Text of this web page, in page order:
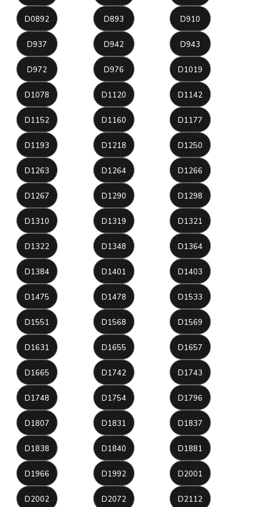
D0892 D893 D910
D937 D942 D943
D972 D976 D1019
D1078 D1120 D1142
D1152 D1160 D1177
D1193 D1218 D1250
D1263 D1264 D1266
D1267 D1290 D1298
D1310 D1319 D1321
D1322 D1348 D1364
D1384 D1401 D1403
D1475 D1478 D1533
D1551 D1568 D1569
D1631 D1655 D1657
D1665 D1742 D1743
D1748 D1754 D1796
D1807 D1831 D1837
D1838 D1840 D1881
D1966 D1992 D2001
D2002 D2072 D2112